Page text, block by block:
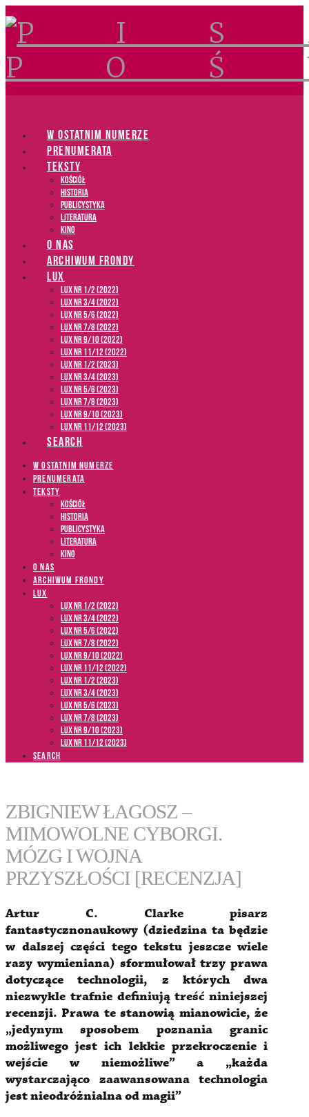
W OSTATNIM NUMERZE
PRENUMERATA
TEKSTY
Kościół
Historia
Publicystyka
Literatura
Kino
O NAS
ARCHIWUM FRONDY
LUX
LUX NR 1/2 (2022)
LUX NR 3/4 (2022)
LUX NR 5/6 (2022)
LUX NR 7/8 (2022)
LUX nr 9/10 (2022)
LUX NR 11/12 (2022)
LUX NR 1/2 (2023)
LUX NR 3/4 (2023)
LUX NR 5/6 (2023)
LUX NR 7/8 (2023)
LUX NR 9/10 (2023)
LUX NR 11/12 (2023)
SEARCH
W OSTATNIM NUMERZE
PRENUMERATA
TEKSTY
Kościół
Historia
Publicystyka
Literatura
Kino
O NAS
ARCHIWUM FRONDY
LUX
LUX NR 1/2 (2022)
LUX NR 3/4 (2022)
LUX NR 5/6 (2022)
LUX NR 7/8 (2022)
LUX nr 9/10 (2022)
LUX NR 11/12 (2022)
LUX NR 1/2 (2023)
LUX NR 3/4 (2023)
LUX NR 5/6 (2023)
LUX NR 7/8 (2023)
LUX NR 9/10 (2023)
LUX NR 11/12 (2023)
SEARCH
ZBIGNIEW ŁAGOSZ –
MIMOWOLNE CYBORGI.
MÓZG I WOJNA
PRZYSZŁOŚCI [RECENZJA]
Artur C. Clarke pisarz
fantastycznonaukowy (dziedzina ta będzie
w dalszej części tego tekstu jeszcze wiele
razy wymieniana) sformułował trzy prawa
dotyczące technologii, z których dwa
niezwykle trafnie definiują treść niniejszej
recenzji. Prawa te stanowią mianowicie, że
„jedynym sposobem poznania granic
możliwego jest ich lekkie przekroczenie i
wejście w niemożliwe” a „każda
wystarczająco zaawansowana technologia
jest nieodróżnialna od magii”